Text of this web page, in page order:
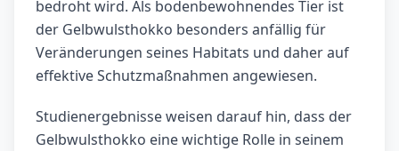
bedroht wird. Als bodenbewohnendes Tier ist
der Gelbwulsthokko besonders anfällig für
Veränderungen seines Habitats und daher auf
effektive Schutzmaßnahmen angewiesen.
Studienergebnisse weisen darauf hin, dass der
Gelbwulsthokko eine wichtige Rolle in seinem